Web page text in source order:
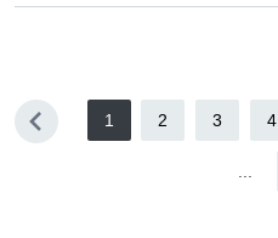
1 2 3 4